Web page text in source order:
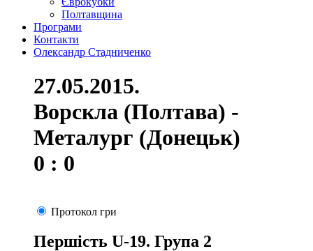
Полтавщина
Програми
Контакти
Олександр Стадниченко
27.05.2015.
Ворскла (Полтава) -
Металург (Донецьк)
0 : 0
Протокол гри
Першість U-19. Група 2